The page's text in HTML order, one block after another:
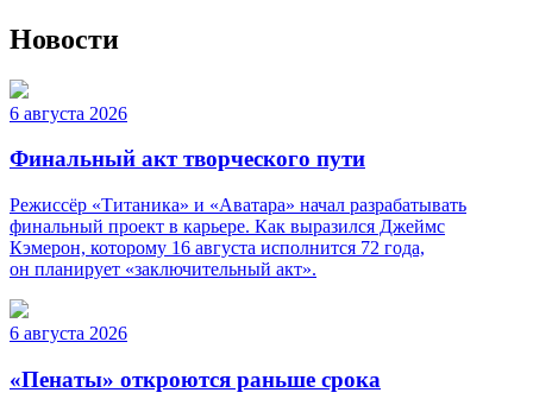
Новости
6 августа 2026
Финальный акт творческого пути
Режиссёр «Титаника» и «Аватара» начал разрабатывать
финальный проект в карьере. Как выразился Джеймс
Кэмерон, которому 16 августа исполнится 72 года,
он планирует «заключительный акт».
6 августа 2026
«Пенаты» откроются раньше срока